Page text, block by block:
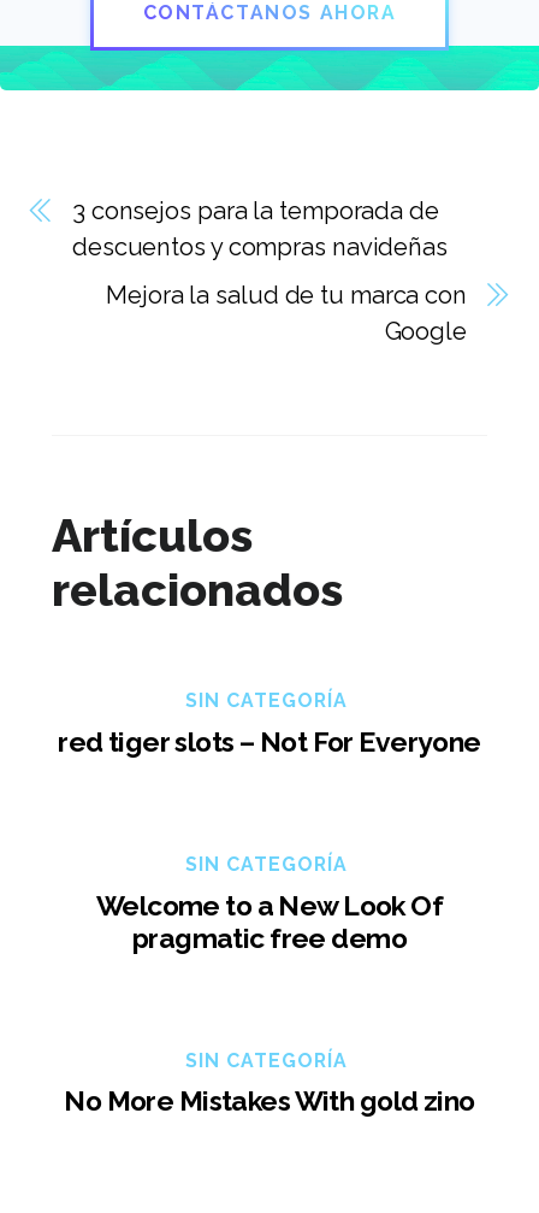
CONTÁCTANOS AHORA
3 consejos para la temporada de
descuentos y compras navideñas
Mejora la salud de tu marca con
Google
Artículos
relacionados
SIN CATEGORÍA
red tiger slots – Not For Everyone
SIN CATEGORÍA
Welcome to a New Look Of
pragmatic free demo
SIN CATEGORÍA
No More Mistakes With gold zino